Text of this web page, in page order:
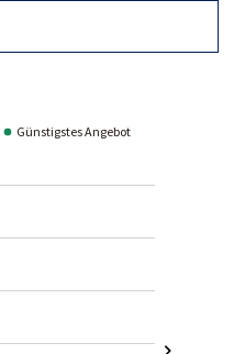
Günstigstes Angebot